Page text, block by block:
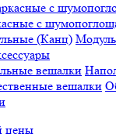
с